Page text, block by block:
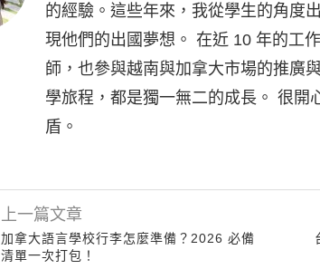
的經驗。這些年來，我從學生的角度
現他們的出國夢想。 在近 10 年的工
師，也參與越南與加拿大市場的推廣
學旅程，都是獨一無二的成長。 很開
盾。
上一篇文章
加拿大語言學校行李怎麼準備？2026 必備
清單一次打包！